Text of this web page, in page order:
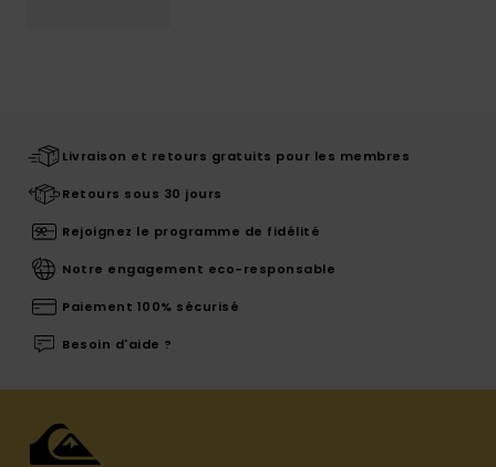
Livraison et retours gratuits pour les membres
Retours sous 30 jours
Rejoignez le programme de fidélité
Notre engagement eco-responsable
Paiement 100% sécurisé
Besoin d'aide ?